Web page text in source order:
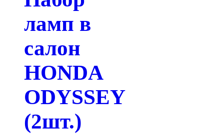
ламп в
салон
HONDA
ODYSSEY
(2шт.)